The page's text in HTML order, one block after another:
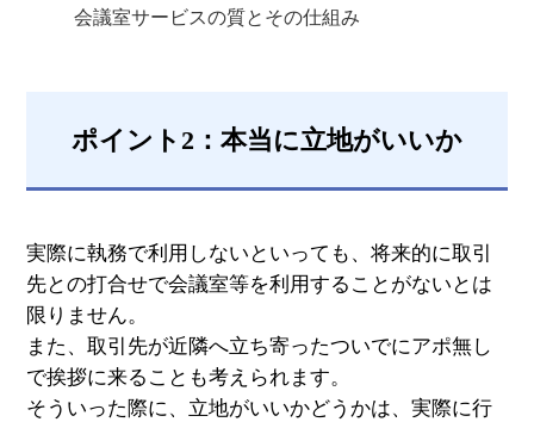
会議室サービスの質とその仕組み
ポイント2：本当に立地がいいか
実際に執務で利用しないといっても、将来的に取引
先との打合せで会議室等を利用することがないとは
限りません。
また、取引先が近隣へ立ち寄ったついでにアポ無し
で挨拶に来ることも考えられます。
そういった際に、立地がいいかどうかは、実際に行